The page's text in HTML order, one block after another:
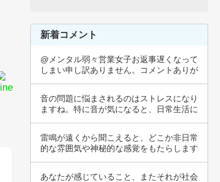
新着コメント
@メンタル弱々営業女子お返事遅くなって
しまい申し訳ありません。コメントありが
音の問題に悩まされるのはストレスになり
ますね。特に音が気になると、日常生活に
雷鳴が遠くから聞こえると、どこか非日常
的な雰囲気や神秘的な感覚をもたらします
あなたが感じていること、またそれが社会